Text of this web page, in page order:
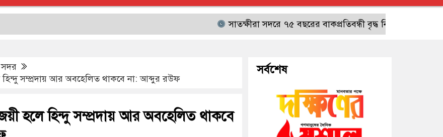
সাতক্ষীরা সদরে ৭৫ বছরের বাকপ্রতিবন্ধী বৃদ্ধ নিখোঁজ,সন্ধান চেয়ে
সদর
হিন্দু সম্প্রদায় আর অবহেলিত থাকবে না: আব্দুর রউফ
হলে হিন্দু সম্প্রদায় আর অবহেলিত থাকবে
সর্বশেষ